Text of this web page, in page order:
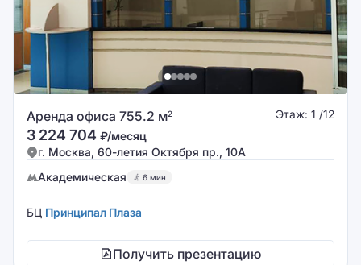
Аренда офиса 755.2 м2 Этаж: 1 /12
3 224 704 ₽/месяц
г. Москва, 60-летия Октября пр., 10А
Академическая
6 мин
БЦ Принципал Плаза
Получить презентацию